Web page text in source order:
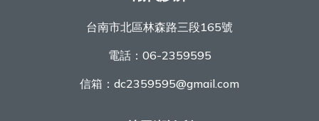
台南市北區林森路三段165號
電話： 06-2359595
信箱： dc2359595@gmail.com